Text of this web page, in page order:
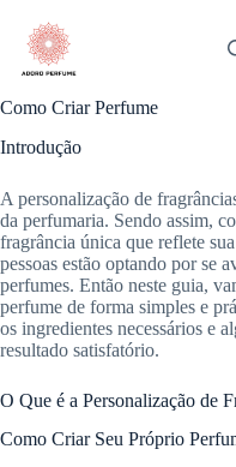
para
conteúdo
Como Criar Perfume
Introdução
A personalização de
da perfumaria. Sendo assim,
fragrância única que reflete
pessoas estão optando por se
perfumes. Então neste guia,
perfume de forma simples e
os ingredientes necessários e
resultado satisfatório.
O Que é a Personalização de
Como Criar Seu Próprio